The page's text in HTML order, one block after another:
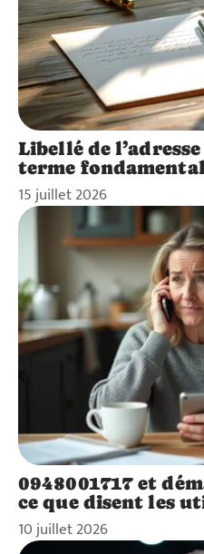
Libellé de
terme fondamental
15 juillet 2026
0948001717 et
ce que disent les
10 juillet 2026